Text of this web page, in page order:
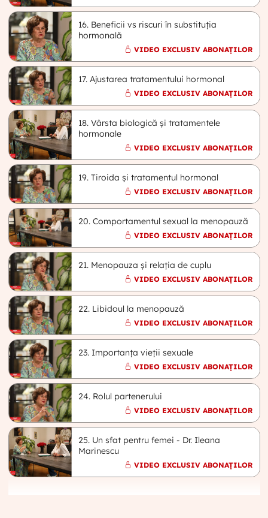
16. Beneficii vs riscuri în substituția
hormonală
VIDEO EXCLUSIV ABONAȚILOR
17. Ajustarea tratamentului hormonal
VIDEO EXCLUSIV ABONAȚILOR
18. Vârsta biologică și tratamentele
hormonale
VIDEO EXCLUSIV ABONAȚILOR
19. Tiroida și tratamentul hormonal
VIDEO EXCLUSIV ABONAȚILOR
20. Comportamentul sexual la menopauză
VIDEO EXCLUSIV ABONAȚILOR
21. Menopauza și relația de cuplu
VIDEO EXCLUSIV ABONAȚILOR
22. Libidoul la menopauză
VIDEO EXCLUSIV ABONAȚILOR
23. Importanța vieții sexuale
VIDEO EXCLUSIV ABONAȚILOR
24. Rolul partenerului
VIDEO EXCLUSIV ABONAȚILOR
25. Un sfat pentru femei - Dr. Ileana
Marinescu
VIDEO EXCLUSIV ABONAȚILOR